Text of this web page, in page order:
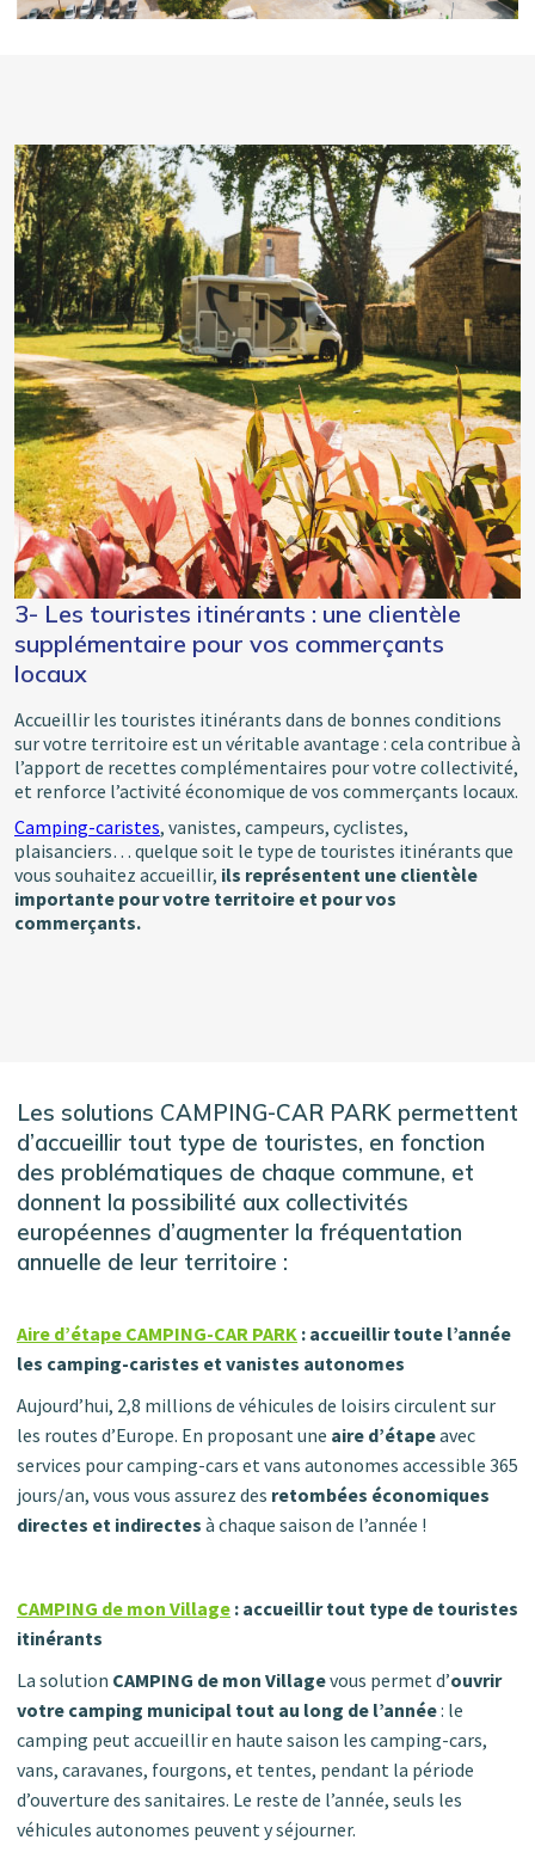
3- Les touristes itinérants : une clientèle
supplémentaire pour vos commerçants
locaux
Accueillir les touristes itinérants dans de bonnes conditions
sur votre territoire est un véritable avantage : cela contribue à
l’apport de recettes complémentaires pour votre collectivité,
et renforce l’activité économique de vos commerçants locaux.
Camping-caristes, vanistes, campeurs, cyclistes,
plaisanciers… quelque soit le type de touristes itinérants que
vous souhaitez accueillir, ils représentent une clientèle
importante pour votre territoire et pour vos
commerçants.
Les solutions CAMPING-CAR PARK permettent
d’accueillir tout type de touristes, en fonction
des problématiques de chaque commune, et
donnent la possibilité aux collectivités
européennes d’augmenter la fréquentation
annuelle de leur territoire :
Aire d’étape CAMPING-CAR PARK : accueillir toute l’année
les camping-caristes et vanistes autonomes
Aujourd’hui, 2,8 millions de véhicules de loisirs circulent sur
les routes d’Europe. En proposant une aire d’étapeavec
services pour camping-cars et vans autonomes accessible 365
jours/an, vous vous assurez des retombées économiques
directes et indirectes à chaque saison de l’année !
CAMPING de mon Village : accueillir tout type de touristes
itinérants
La solution CAMPING de mon Villagevous permet d’ouvrir
votre camping municipal tout au long de l’année: le
camping peut accueillir en haute saison les camping-cars,
vans, caravanes, fourgons, et tentes, pendant la période
d’ouverture des sanitaires. Le reste de l’année, seuls les
véhicules autonomes peuvent y séjourner.